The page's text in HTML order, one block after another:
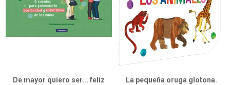
De mayor quiero ser... feliz
La pequeña oruga glotona.